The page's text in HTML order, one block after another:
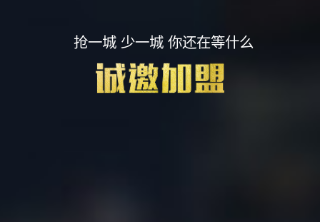
抢一城 少一城 你还在等什么